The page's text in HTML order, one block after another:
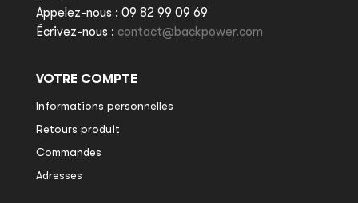
Appelez-nous : 09 82 99 09 69
Écrivez-nous : contact@backpower.com
VOTRE COMPTE
Informations personnelles
Retours produit
Commandes
Adresses